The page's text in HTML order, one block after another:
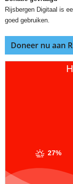
Rijsbergen Digitaal is
goed gebruiken.
Doneer nu aan
27%